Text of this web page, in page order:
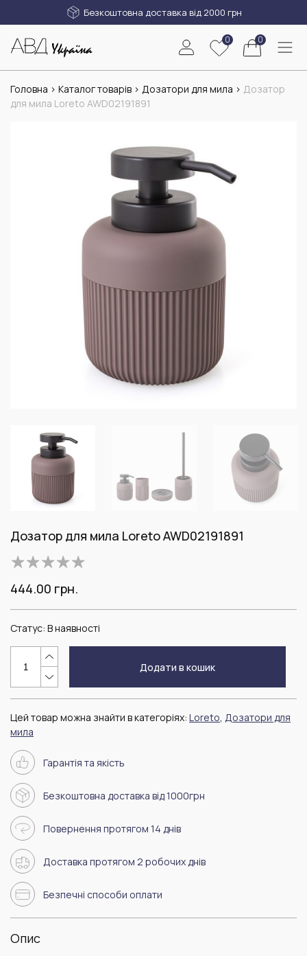
Безкоштовна доставка від 2000 грн
0 0
Головна > Каталог товарів > Дозатори для мила > Дозатор
для мила Loreto AWD02191891
Дозатор для мила Loreto AWD02191891
444.00 грн.
Статус: В наявності
Додати в кошик
Цей товар можна знайти в категоріях: Loreto, Дозатори для
мила
Гарантія та якість
Безкоштовна доставка від 1000грн
Повернення протягом 14 днів
Доставка протягом 2 робочих днів
Безпечні способи оплати
Опис